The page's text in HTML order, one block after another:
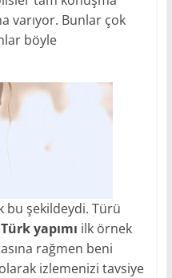
varıyor. Bunlar çok
böyle
bu şekildeydi. Türü
Türk yapımı ilk örnek
rağmen beni
izlemenizi tavsiye